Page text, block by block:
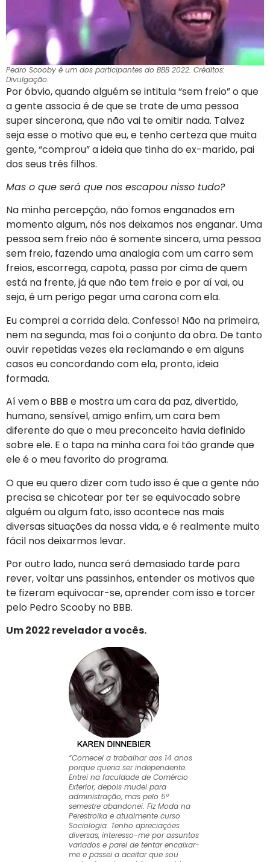
Pedro Scooby é um dos participantes do BBB 2022. Créditos:
Divulgação.
Por óbvio, quando alguém se intitula “sem freio” o que
a gente associa é de que se trate de uma pessoa
super sincerona, que não vai te omitir nada. Talvez
seja esse o motivo que eu, e tenho certeza que muita
gente, “comprou” a ideia que tinha do ex-marido, pai
dos seus três filhos.
Mas o que será que nos escapou nisso tudo?
Na minha percepção, não fomos enganados em
momento algum, nós nos deixamos nos enganar. Uma
pessoa sem freio não é somente sincera, uma pessoa
sem freio, fazendo uma analogia com um carro sem
freios, escorrega, capota, passa por cima de quem
está na frente, já que não tem freio e por aí vai, ou
seja, é um perigo pegar uma carona com ela.
Eu comprei a corrida dela. Confesso! Não na primeira,
nem na segunda, mas foi o conjunto da obra. De tanto
ouvir repetidas vezes ela reclamando e em alguns
casos eu concordando com ela, pronto, ideia
formada.
Aí vem o BBB e mostra um cara da paz, divertido,
humano, sensível, amigo enfim, um cara bem
diferente do que o meu preconceito havia definido
sobre ele. E o tapa na minha cara foi tão grande que
ele é o meu favorito do programa.
O que eu quero dizer com tudo isso é que a gente não
precisa se chicotear por ter se equivocado sobre
alguém ou algum fato, isso acontece nas mais
diversas situações da nossa vida, e é realmente muito
fácil nos deixarmos levar.
Por outro lado, nunca será demasiado tarde para
rever, voltar uns passinhos, entender os motivos que
te fizeram equivocar-se, aprender com isso e torcer
pelo Pedro Scooby no BBB.
Um 2022 revelador a vocês.
“Comecei a trabalhar aos 14 anos
porque queria ser independente.
Entrei na faculdade de Comércio
Exterior, depois mudei para
administração, mas pelo 5º
semestre abandonei. Fiz Moda na
Perestroika e atualmente curso
Sociologia. Tenho apreciações
diversas, interesso-me por assuntos
variados e parei de tentar encaixar-
me e passei a aceitar que sou